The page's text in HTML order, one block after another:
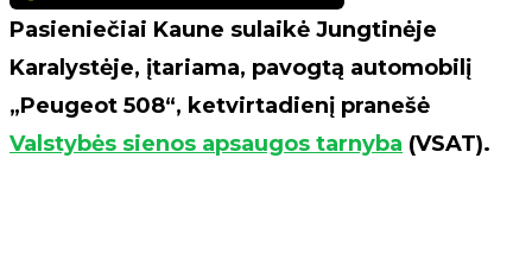
Pasieniečiai Kaune sulaikė Jungtinėje
Karalystėje, įtariama, pavogtą automobilį
„Peugeot 508“, ketvirtadienį pranešė
Valstybės sienos apsaugos tarnyba (VSAT).